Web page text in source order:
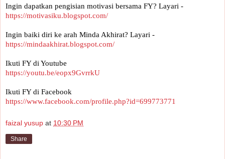
Ingin dapatkan pengisian motivasi bersama FY? Layari -
https://motivasiku.blogspot.com/
Ingin baiki diri ke arah Minda Akhirat? Layari -
https://mindaakhirat.blogspot.com/
Ikuti FY di Youtube
https://youtu.be/eopx9GvrrkU
Ikuti FY di Facebook
https://www.facebook.com/profile.php?id=699773771
faizal yusup at 10:30 PM
Share